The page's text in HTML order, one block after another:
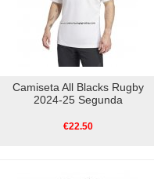
Camiseta All Blacks Rugby
2024-25 Segunda
€22.50